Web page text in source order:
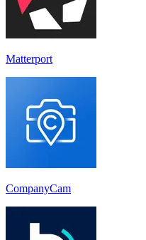
Matterport
CompanyCam